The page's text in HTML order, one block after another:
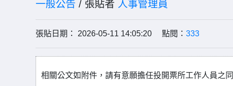
一般公告 / 張貼者 人事管理員
張貼日期： 2026-05-11 14:05:20 點閱： 333
相關公文如附件，請有意願擔任投開票所工作人員之